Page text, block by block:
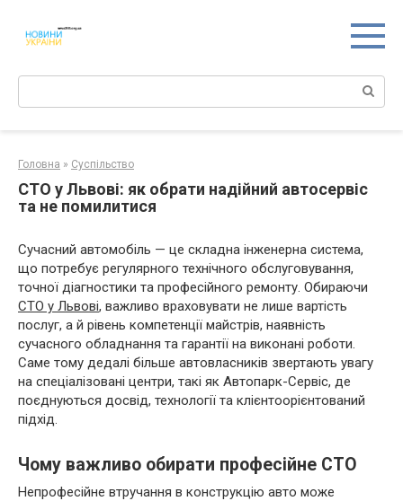
контенту
Поиск:
Головна » Суспільство
СТО у Львові: як обрати надійний автосервіс
та не помилитися
Сучасний автомобіль — це складна інженерна система,
що потребує регулярного технічного обслуговування,
точної діагностики та професійного ремонту. Обираючи
СТО у Львові, важливо враховувати не лише вартість
послуг, а й рівень компетенції майстрів, наявність
сучасного обладнання та гарантії на виконані роботи.
Саме тому дедалі більше автовласників звертають увагу
на спеціалізовані центри, такі як Автопарк-Сервіс, де
поєднуються досвід, технології та клієнтоорієнтований
підхід.
Чому важливо обирати професійне СТО
Непрофесійне втручання в конструкцію авто може